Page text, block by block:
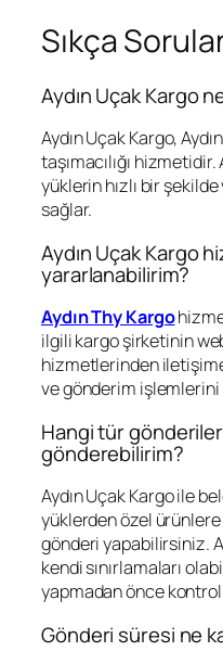
Sıkça
Aydın Uçak Kargo
Aydın Uçak Kargo,
taşımacılığı
yüklerin hızlı bir şekilde
sağlar.
Aydın Uçak Kargo
yararlanabilirim?
Aydın Thy Kargo
ilgili kargo şirketinin
hizmetlerinden
ve gönderim
Hangi tür
gönderebilirim?
Aydın Uçak Kargo ile
yüklerden özel
gönderi yapabilirsiniz.
kendi sınırlamaları
yapmadan önce
Gönderi süresi ne